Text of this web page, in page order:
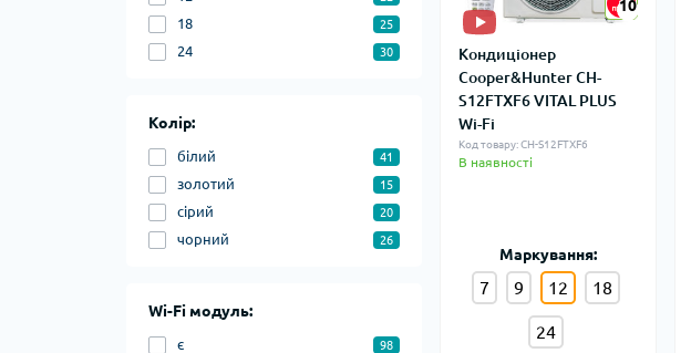
18 25
24 30
Колір:
білий 41
золотий 15
сірий 20
чорний 26
Wi-Fi модуль:
є 98
10
10
Кондиціонер
Cooper&Hunter CH-
S12FTXF6 VITAL PLUS
Wi-Fi
Код товару: CH-S12FTXF6
В наявності
Маркування:
7 9 12 18
24